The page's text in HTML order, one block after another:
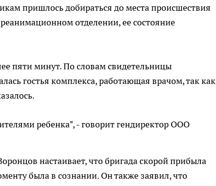
пришлось добираться до места происшествия
отделении, ее состояние
пяти минут. По словам свидетельницы
гостья комплекса, работающая врачом, так как
ребенка", - говорит гендиректор ООО
настаивает, что бригада скорой прибыла
была в сознании. Он также заявил, что